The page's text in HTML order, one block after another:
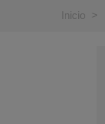
Inicio >